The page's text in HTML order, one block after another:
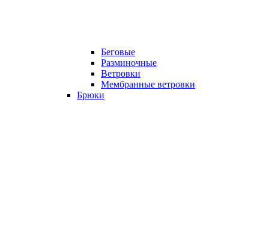
Беговые
Разминочные
Ветровки
Мембранные ветровки
Брюки